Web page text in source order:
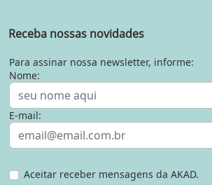
Receba nossas novidades
Para assinar nossa newsletter, informe:
Nome:
E-mail:
Aceitar receber mensagens da AKAD.